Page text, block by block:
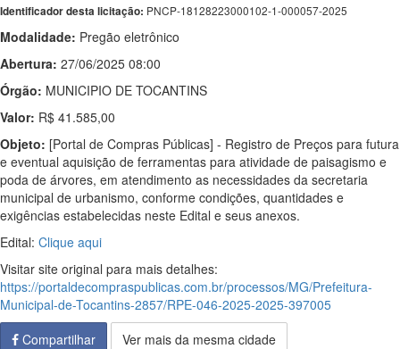
Identificador desta licitação: PNCP-18128223000102-1-000057-2025
Modalidade: Pregão eletrônico
Abertura: 27/06/2025 08:00
Órgão: MUNICIPIO DE TOCANTINS
Valor: R$ 41.585,00
Objeto: [Portal de Compras Públicas] - Registro de Preços para futura
e eventual aquisição de ferramentas para atividade de paisagismo e
poda de árvores, em atendimento as necessidades da secretaria
municipal de urbanismo, conforme condições, quantidades e
exigências estabelecidas neste Edital e seus anexos.
Edital: Clique aqui
Visitar site original para mais detalhes:
https://portaldecompraspublicas.com.br/processos/MG/Prefeitura-
Municipal-de-Tocantins-2857/RPE-046-2025-2025-397005
Compartilhar
Ver mais da mesma cidade